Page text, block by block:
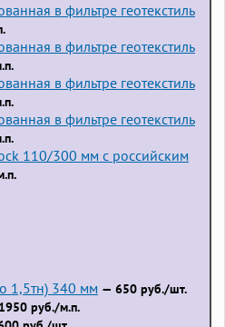
в фильтре геотекстиль
в фильтре геотекстиль
в фильтре геотекстиль
в фильтре геотекстиль
110/300 мм с российским
1,5тн) 340 мм — 650 руб./шт.
руб./м.п.